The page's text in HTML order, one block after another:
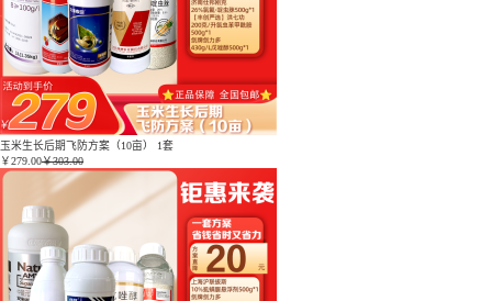
玉米生长后期飞防方案（10亩） 1套
￥279.00￥303.00